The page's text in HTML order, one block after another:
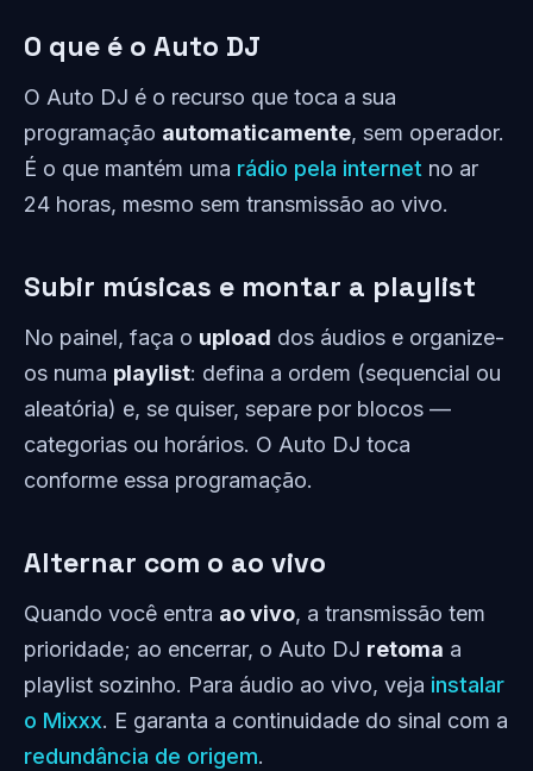
O que é o Auto DJ
O Auto DJ é o recurso que toca a sua
programação automaticamente, sem operador.
É o que mantém uma rádio pela internet no ar
24 horas, mesmo sem transmissão ao vivo.
Subir músicas e montar a playlist
No painel, faça o upload dos áudios e organize-
os numa playlist: defina a ordem (sequencial ou
aleatória) e, se quiser, separe por blocos —
categorias ou horários. O Auto DJ toca
conforme essa programação.
Alternar com o ao vivo
Quando você entra ao vivo, a transmissão tem
prioridade; ao encerrar, o Auto DJ retoma a
playlist sozinho. Para áudio ao vivo, veja instalar
o Mixxx. E garanta a continuidade do sinal com a
redundância de origem.